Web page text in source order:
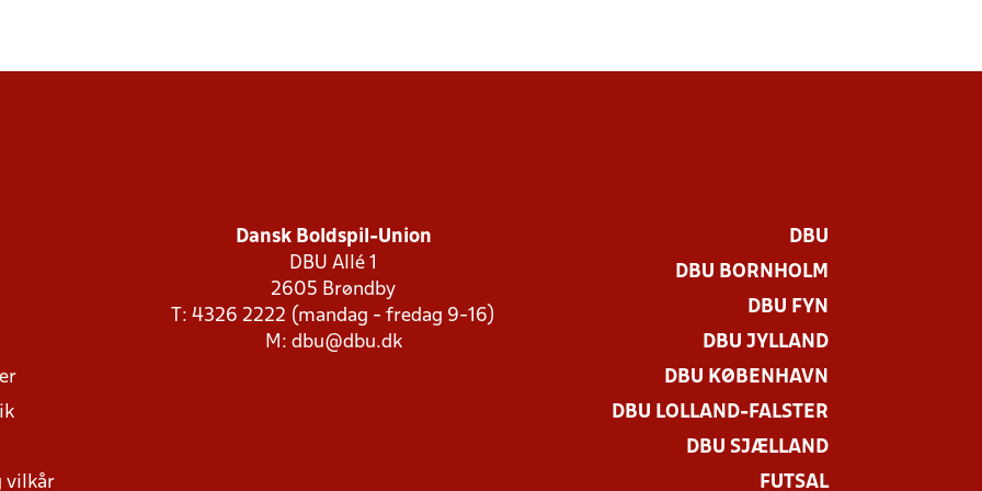
vilkår
Dansk Boldspil-Union
DBU Allé 1
2605 Brøndby
T: 4326 2222 (mandag - fredag 9-16)
M: dbu@dbu.dk
DBU
DBU BORNHOLM
DBU FYN
DBU JYLLAND
DBU KØBENHAVN
DBU LOLLAND-FALSTER
DBU SJÆLLAND
FUTSAL